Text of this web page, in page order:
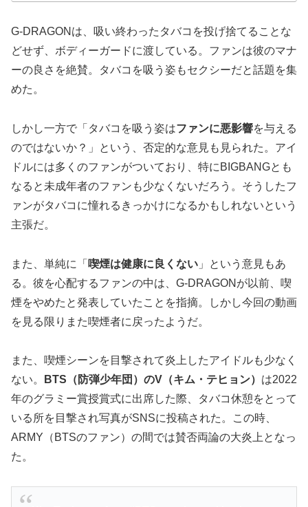
G-DRAGON は、吸い終わったタバコを投げ捨てることな
どせず、ボディーガードに渡している。ファンは彼のマナ
ーの良さを絶賛。タバコを吸う姿もセクシーだと話題を集
めた。
しかし一方で「タバコを吸う姿はファンに悪影響を与える
のではないか？」という、否定的な意見も見られた。アイ
ドルには多くのファンがついており、特にBIGBANGとも
なると未成年者のファンも少なくないだろう。そうしたフ
ァンがタバコに憧れるきっかけになるかもしれないという
主張だ。
また、単純に「 喫煙は健康に良くない 」という意見もあ
る。 彼を心配するファンの中は、 G-DRAGON が以前、喫
煙をやめたと発表していたことを指摘。しかし今回の動画
を見る限りまた喫煙者に戻ったようだ。
また、喫煙シーンを目撃されて炎上したアイドルも少なく
ない。
BTS（防弾少年団）のV（キム・テヒョン） は2022
年のグラミー賞授賞式に出席した際、タバコ休憩をとって
いる所を目撃され写真がSNSに投稿された。この時、
ARMY（BTSのファン）の間では賛否両論の大炎上となっ
た。